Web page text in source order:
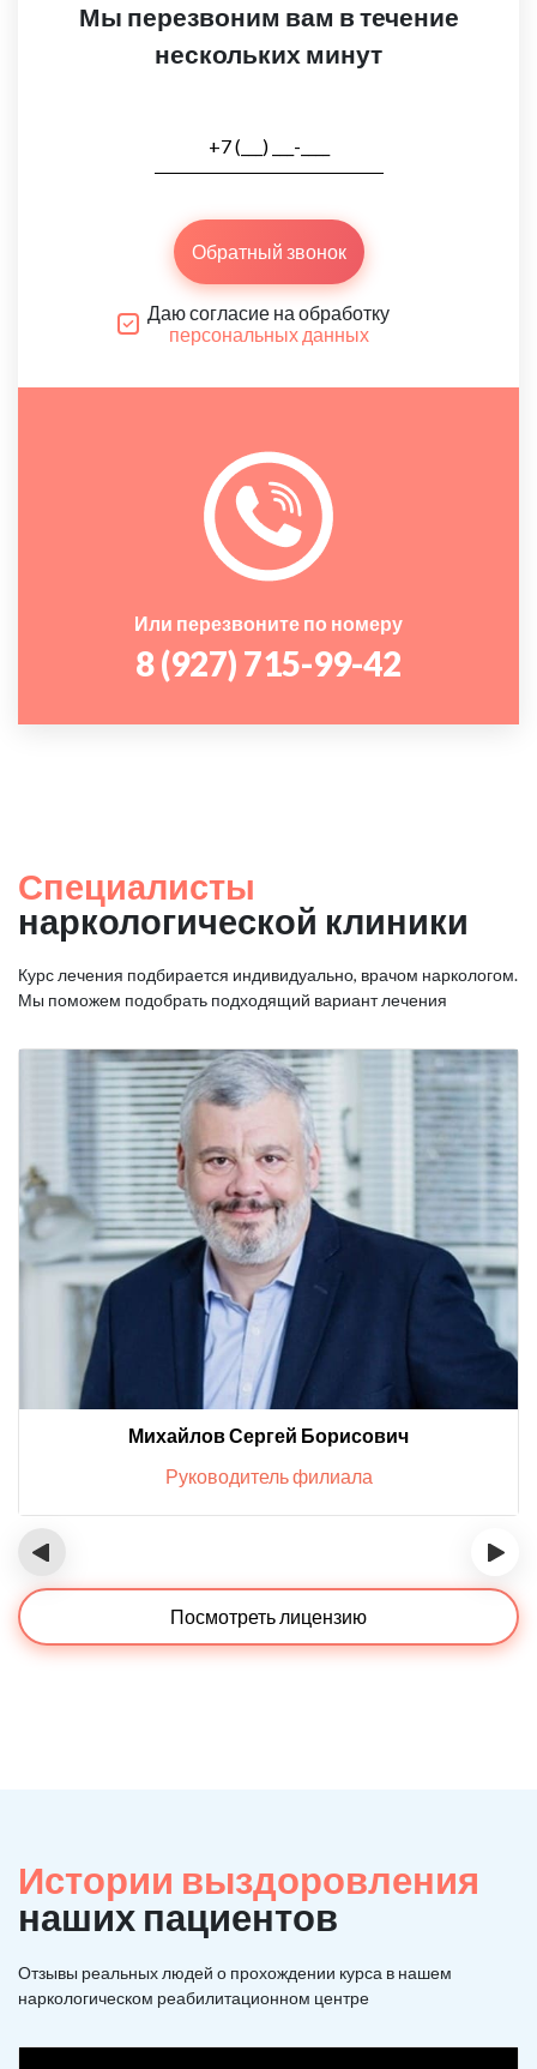
Мы перезвоним вам в течение
нескольких минут
Обратный звонок
Даю согласие на обработку
персональных данных
Или перезвоните по номеру
8 (927) 715-99-42
Специалисты
наркологической клиники
Курс лечения подбирается индивидуально, врачом наркологом.
Мы поможем подобрать подходящий вариант лечения
Михайлов Сергей Борисович
Руководитель филиала
‹ ›
Посмотреть лицензию
Истории выздоровления
наших пациентов
Отзывы реальных людей о прохождении курса в нашем
наркологическом реабилитационном центре